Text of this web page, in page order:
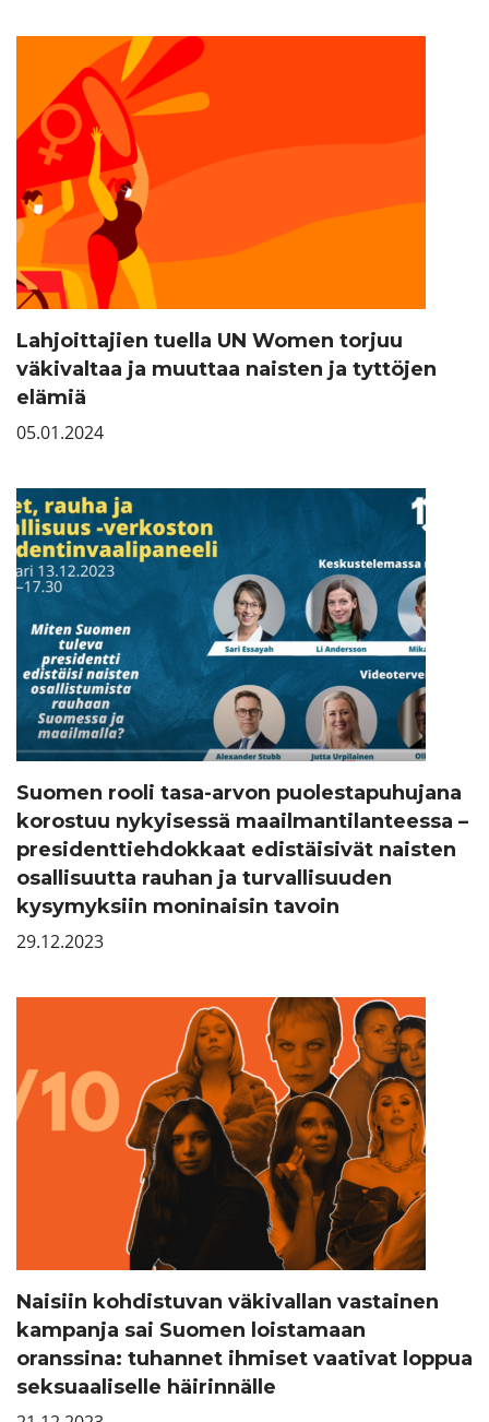
Lahjoittajien tuella UN Women torjuu
väkivaltaa ja muuttaa naisten ja tyttöjen
elämiä
05.01.2024
Suomen rooli tasa-arvon puolestapuhujana
korostuu nykyisessä maailmantilanteessa –
presidenttiehdokkaat edistäisivät naisten
osallisuutta rauhan ja turvallisuuden
kysymyksiin moninaisin tavoin
29.12.2023
Naisiin kohdistuvan väkivallan vastainen
kampanja sai Suomen loistamaan
oranssina: tuhannet ihmiset vaativat loppua
seksuaaliselle häirinnälle